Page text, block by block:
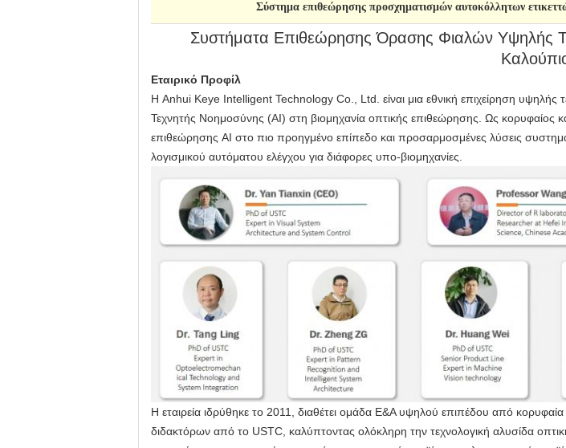
Σύστημα επιθεώρησης προσχηματισμών αυτοκόλλητων
Συστήματα Επιθεώρησης Όρασης Φιαλών Υψηλής
Εταιρικό Προφίλ
Η Anhui Keye Intelligent Technology Co., Ltd. είναι μια εθνική επιχείρηση υψηλής
Τεχνητής Νοημοσύνης (AI) στη βιομηχανία οπτικής επιθεώρησης. Ως κορυφαίος
επιθεώρησης AI στο πιο προηγμένο επίπεδο και προσαρμοσμένες λύσεις
λογισμικού αυτόματου ελέγχου για διάφορες υπο-βιομηχανίες.
Η εταιρεία ιδρύθηκε το 2011, διαθέτει ομάδα Ε&Α υψηλού επιπέδου από κορυφαία
διδακτόρων από το USTC, καλύπτοντας ολόκληρη την τεχνολογική αλυσίδα